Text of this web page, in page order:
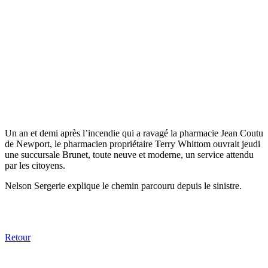
Un an et demi après l’incendie qui a ravagé la pharmacie Jean Coutu
de Newport, le pharmacien propriétaire Terry Whittom ouvrait jeudi
une succursale Brunet, toute neuve et moderne, un service attendu
par les citoyens.
Nelson Sergerie explique le chemin parcouru depuis le sinistre.
Retour